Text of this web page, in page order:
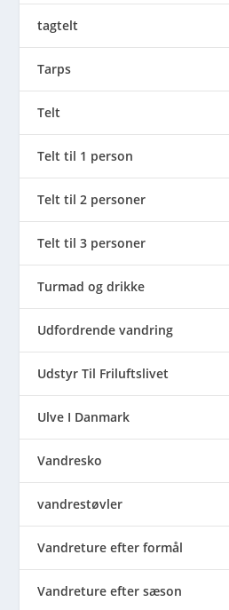
tagtelt
Tarps
Telt
Telt til 1 person
Telt til 2 personer
Telt til 3 personer
Turmad og drikke
Udfordrende vandring
Udstyr Til Friluftslivet
Ulve I Danmark
Vandresko
vandrestøvler
Vandreture efter formål
Vandreture efter sæson